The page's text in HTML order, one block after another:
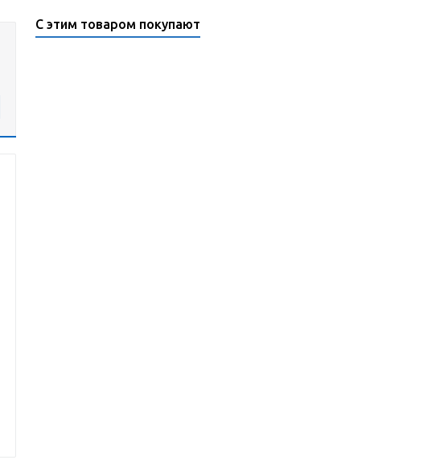
С этим товаром покупают